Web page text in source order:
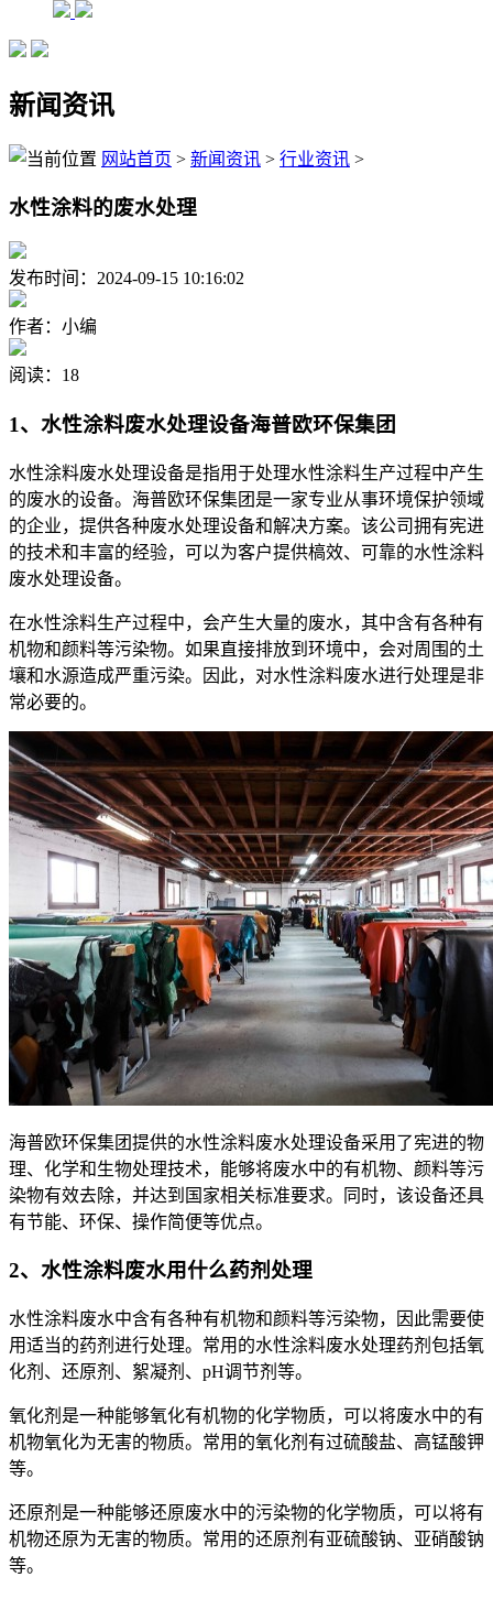
新闻资讯
网站首页 > 新闻资讯 > 行业资讯 >
水性涂料的废水处理
发布时间：2024-09-15 10:16:02
作者：小编
阅读：18
1、水性涂料废水处理设备海普欧环保集团
水性涂料废水处理设备是指用于处理水性涂料生产过程中产生
的废水的设备。海普欧环保集团是一家专业从事环境保护领域
的企业，提供各种废水处理设备和解决方案。该公司拥有宪进
的技术和丰富的经验，可以为客户提供槁效、可靠的水性涂料
废水处理设备。
在水性涂料生产过程中，会产生大量的废水，其中含有各种有
机物和颜料等污染物。如果直接排放到环境中，会对周围的土
壤和水源造成严重污染。因此，对水性涂料废水进行处理是非
常必要的。
海普欧环保集团提供的水性涂料废水处理设备采用了宪进的物
理、化学和生物处理技术，能够将废水中的有机物、颜料等污
染物有效去除，并达到国家相关标准要求。同时，该设备还具
有节能、环保、操作简便等优点。
2、水性涂料废水用什么药剂处理
水性涂料废水中含有各种有机物和颜料等污染物，因此需要使
用适当的药剂进行处理。常用的水性涂料废水处理药剂包括氧
化剂、还原剂、絮凝剂、pH调节剂等。
氧化剂是一种能够氧化有机物的化学物质，可以将废水中的有
机物氧化为无害的物质。常用的氧化剂有过硫酸盐、高锰酸钾
等。
还原剂是一种能够还原废水中的污染物的化学物质，可以将有
机物还原为无害的物质。常用的还原剂有亚硫酸钠、亚硝酸钠
等。